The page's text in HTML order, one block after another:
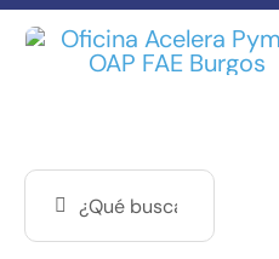
Buscar: Pymes y